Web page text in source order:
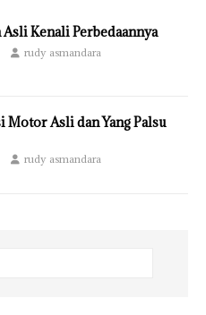
Asli Kenali Perbedaannya
rudy asmandara
Asli dan Yang Palsu
rudy asmandara